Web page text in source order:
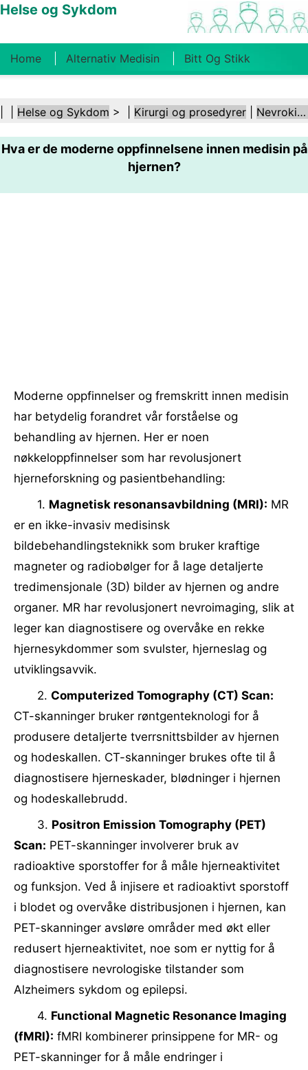
Helse og Sykdom
Home Alternativ Medisin Bitt Og Stikk
Kosthold Og Ernæring Familiehelse
Helsebransjen Psykisk Helse Folkehelse Og
Helse og Sykdom > | Kirurgi og prosedyrer Nevrokirurgi
Hva er de moderne oppfinnelsene innen medisin på
hjernen?
Moderne oppfinnelser og fremskritt innen medisin
har betydelig forandret vår forståelse og
behandling av hjernen. Her er noen
nøkkeloppfinnelser som har revolusjonert
hjerneforskning og pasientbehandling:
1. Magnetisk resonansavbildning (MRI): MR
er en ikke-invasiv medisinsk
bildebehandlingsteknikk som bruker kraftige
magneter og radiobølger for å lage detaljerte
tredimensjonale (3D) bilder av hjernen og andre
organer. MR har revolusjonert nevroimaging, slik at
leger kan diagnostisere og overvåke en rekke
hjernesykdommer som svulster, hjerneslag og
utviklingsavvik.
2. Computerized Tomography (CT) Scan:
CT-skanninger bruker røntgenteknologi for å
produsere detaljerte tverrsnittsbilder av hjernen
og hodeskallen. CT-skanninger brukes ofte til å
diagnostisere hjerneskader, blødninger i hjernen
og hodeskallebrudd.
3. Positron Emission Tomography (PET)
Scan: PET-skanninger involverer bruk av
radioaktive sporstoffer for å måle hjerneaktivitet
og funksjon. Ved å injisere et radioaktivt sporstoff
i blodet og overvåke distribusjonen i hjernen, kan
PET-skanninger avsløre områder med økt eller
redusert hjerneaktivitet, noe som er nyttig for å
diagnostisere nevrologiske tilstander som
Alzheimers sykdom og epilepsi.
4. Functional Magnetic Resonance Imaging
(fMRI): fMRI kombinerer prinsippene for MR- og
PET-skanninger for å måle endringer i